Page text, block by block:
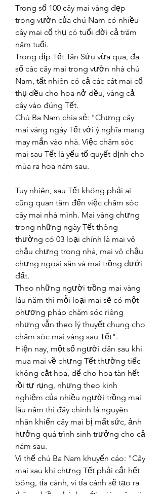
Trong số 100 cây mai vàng đẹp
trong vườn của chú Nam có nhiều
cây mai cổ thụ có tuổi đời cả trăm
năm tuổi.
Trong dịp Tết Tân Sửu vừa qua, đa
số các cây mai trong vườn nhà chú
Nam, tất nhiên có cả các cât mai cổ
thụ đều cho hoa nở đều, vàng cả
cây vào đúng Tết.
Chú Ba Nam chia sẻ: "Chưng cây
mai vàng ngày Tết với ý nghĩa mang
may mắn vào nhà. Việc chăm sóc
mai sau Tết là yếu tố quyết định cho
mùa ra hoa năm sau.
Tuy nhiên, sau Tết không phải ai
cũng quan tâm đến việc chăm sóc
cây mai nhà mình. Mai vàng chưng
trong những ngày Tết thông
thường có 03 loại chính là mai vô
chậu chưng trong nhà, mai vô chậu
chưng ngoài sân và mai trồng dưới
đất.
Theo những người trồng mai vàng
lâu năm thì mỗi loại mai sẽ có một
phương pháp chăm sóc riêng
nhưng vẫn theo lý thuyết chung cho
chăm sóc mai vàng sau Tết".
Hiện nay, một số người dân sau khi
mua mai về chưng Tết thường tiếc
không cắt hoa, để cho hoa tàn hết
rồi tự rụng, nhưng theo kinh
nghiệm của nhiều người trồng mai
lâu năm thì đây chính là nguyên
nhân khiến cây mai bị mất sức, ảnh
hưởng quá trình sinh trưởng cho cả
năm sau.
Vì thế chú Ba Nam khuyến cáo: "Cây
mai sau khi chưng Tết phải cắt hết
bông, tỉa cành, vì tỉa cành sẽ tạo ra